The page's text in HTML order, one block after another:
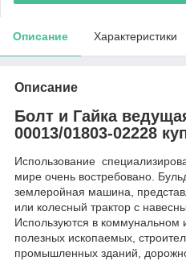
Описание Характеристики
Описание
Болт и Гайка
00013/01803-02228
Использование
мире очень востребовано.
землеройная машина,
или колесный трактор с
Используются в коммунальном
полезных ископаемых,
промышленных зданий,